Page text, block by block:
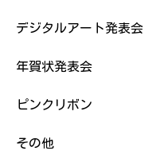
デジタルアート発表会
年賀状発表会
ピンクリボン
その他